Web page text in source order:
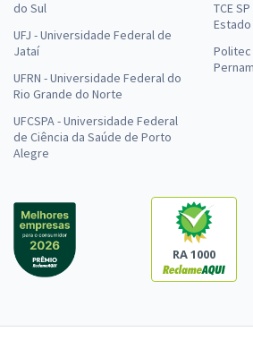
do Sul
UFJ - Universidade Federal de
Jataí
UFRN - Universidade Federal do
Rio Grande do Norte
UFCSPA - Universidade Federal
de Ciência da Saúde de Porto
Alegre
TCE
Estado
Politec
RA 1000